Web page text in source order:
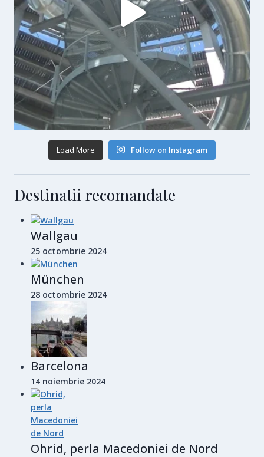
Load More Follow on Instagram
Destinatii recomandate
Wallgau
25 octombrie 2024
München
28 octombrie 2024
Barcelona
14 noiembrie 2024
Ohrid, perla Macedoniei de Nord